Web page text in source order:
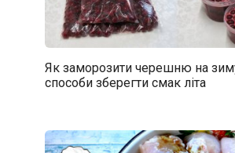
Як заморозити черешню на
способи зберегти смак літа